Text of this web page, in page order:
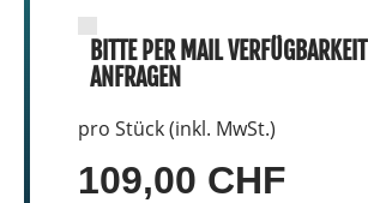
BITTE PER MAIL VERFÜGBARKEIT
ANFRAGEN
pro Stück (inkl. MwSt.)
109,00 CHF